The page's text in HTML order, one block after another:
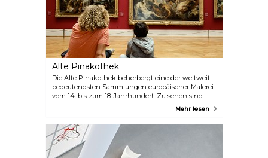
Alte Pinakothek
Die Alte Pinakothek beherbergt eine der weltweit
bedeutendsten Sammlungen europäischer Malerei
vom 14. bis zum 18. Jahrhundert. Zu sehen sind
Werke von Dürer, Raffael, Leonardo, Tizian, El Greco,
Mehr lesen